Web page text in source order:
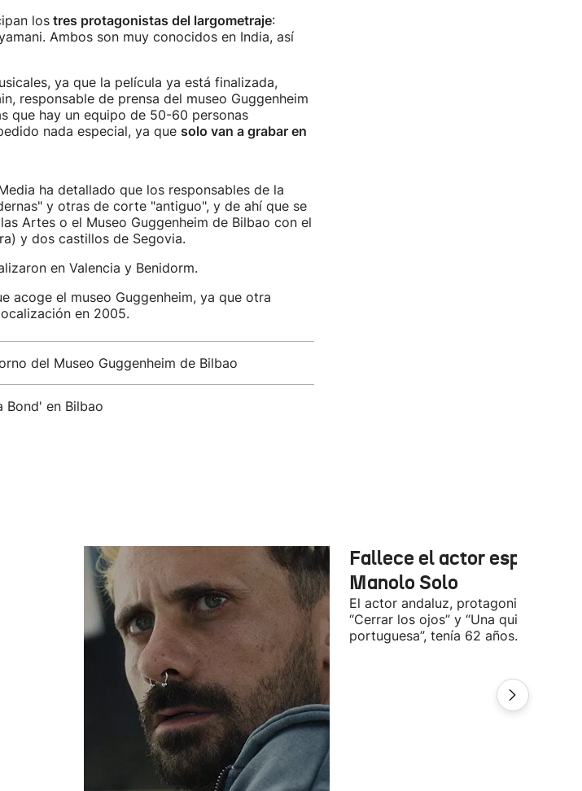
lostres protagonistas del largometraje:
Ambos son muy conocidos en India, así
ya que la película ya está finalizada,
responsable de prensa del museo Guggenheim
que hay un equipo de 50-60 personas
nada especial, ya que solo van a grabar en
ha detallado que los responsables de la
y otras de corte "antiguo", y de ahí que se
Artes o el Museo Guggenheim de Bilbao con el
y dos castillos de Segovia.
en Valencia y Benidorm.
acoge el museo Guggenheim, ya que otra
en 2005.
del Museo Guggenheim de Bilbao
Bond' en Bilbao
Fallece el actor español
Manolo Solo
El actor andaluz, protagonista de
“Cerrar los ojos” y “Una quinta
portuguesa”, tenía 62 años.